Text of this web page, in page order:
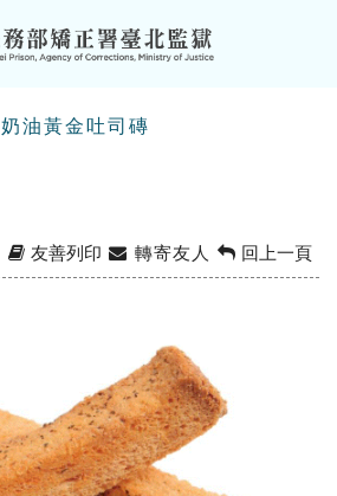
奶油黃金吐司磚
友善列印 轉寄友人 回上一頁